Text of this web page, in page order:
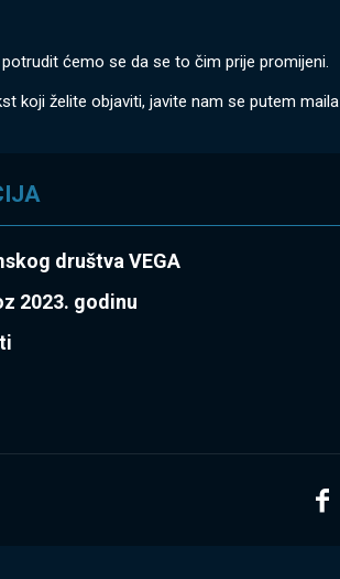
ćemo se da se to čim prije promijeni.
koji želite objaviti, javite nam se putem maila
društva VEGA
2023. godinu